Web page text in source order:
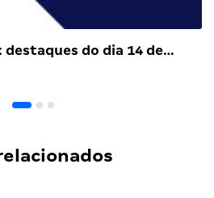
destaques do dia 14 de…